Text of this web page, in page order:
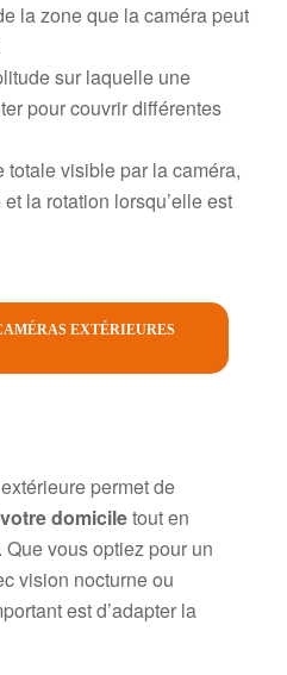
la zone que la caméra peut
sur laquelle une
pour couvrir différentes
totale visible par la caméra,
la rotation lorsqu’elle est
EXTÉRIEURES
permet de
domiciletout en
vous optiez pour un
vision nocturne ou
est d’adapter la